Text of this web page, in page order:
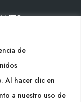
de
Al hacer clic en
a nuestro uso de